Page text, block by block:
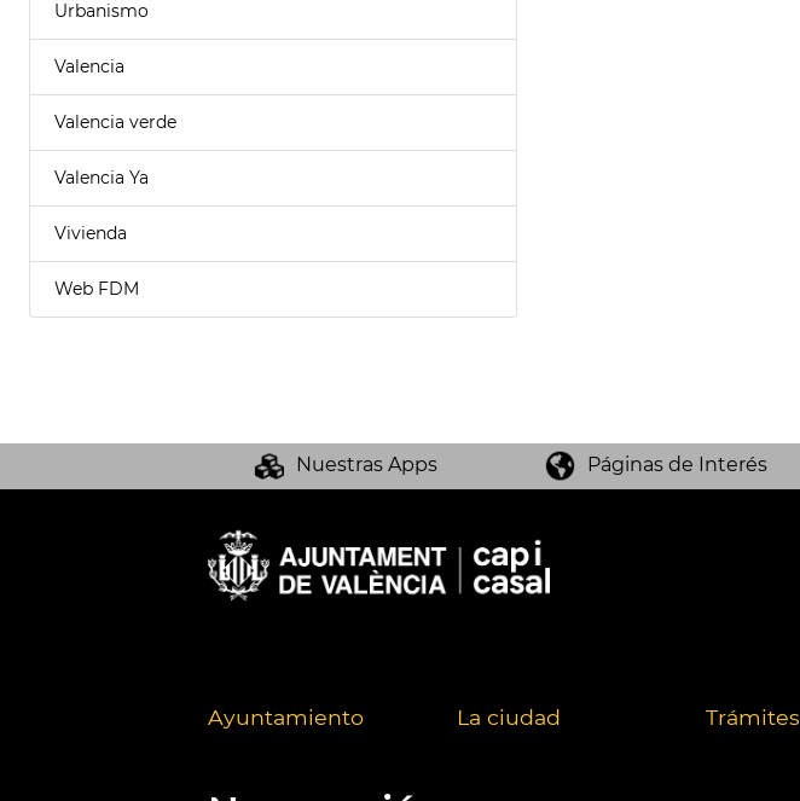
Urbanismo
Valencia
Valencia verde
Valencia Ya
Vivienda
Web FDM
Nuestras Apps Páginas de Interés
Ayuntamiento La ciudad Trámites